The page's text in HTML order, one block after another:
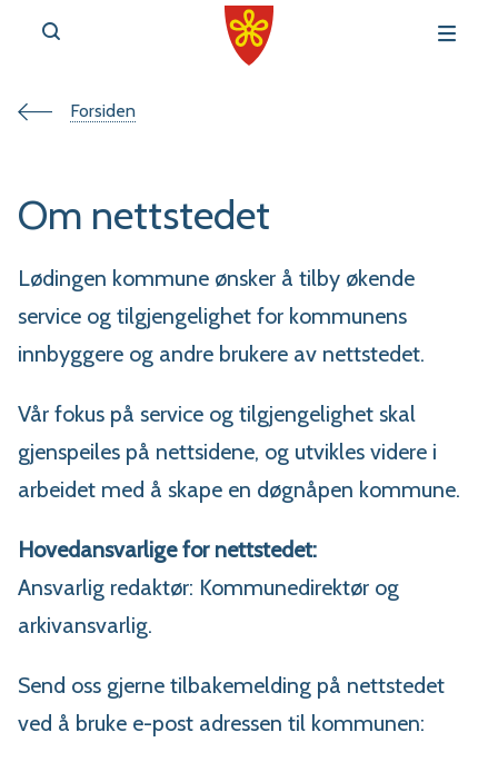
Du
her:
Forsiden
Om nettstedet
Lødingen kommune ønsker å tilby økende
service og tilgjengelighet for kommunens
innbyggere og andre brukere av nettstedet.
Vår fokus på service og tilgjengelighet skal
gjenspeiles på nettsidene, og utvikles videre i
arbeidet med å skape en døgnåpen kommune.
Hovedansvarlige for nettstedet:
Ansvarlig redaktør: Kommunedirektør og
arkivansvarlig.
Send oss gjerne tilbakemelding på nettstedet
ved å bruke e-post adressen til kommunen: